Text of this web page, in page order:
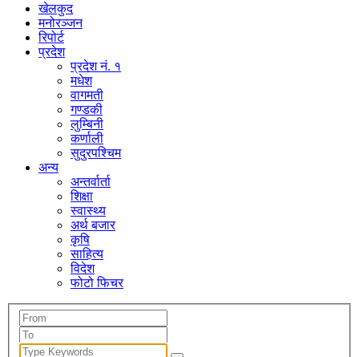
खेलकुद
मनोरञ्जन
रिपोर्ट
प्रदेश
प्रदेश नं. १
मधेश
वागमती
गण्डकी
लुम्बिनी
कर्णाली
सुदुरपश्चिम
अन्य
अन्तर्वार्ता
शिक्षा
स्वास्थ्य
अर्थ बजार
कृषि
साहित्य
विदेश
फोटो फिचर